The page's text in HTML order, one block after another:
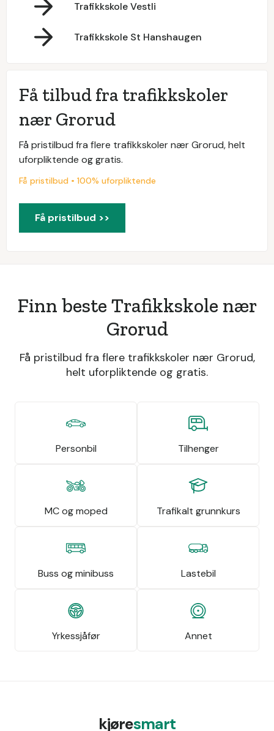
Trafikkskole Vestli
Trafikkskole St Hanshaugen
Få tilbud fra trafikkskoler
nær Grorud
Få pristilbud fra flere trafikkskoler nær Grorud, helt
uforpliktende og gratis.
Få pristilbud • 100% uforpliktende
Få pristilbud >>
Finn beste Trafikkskole nær
Grorud
Få pristilbud fra flere trafikkskoler nær Grorud,
helt uforpliktende og gratis.
Personbil Tilhenger
MC og moped Trafikalt grunnkurs
Buss og minibuss Lastebil
Yrkessjåfør Annet
kjøresmart